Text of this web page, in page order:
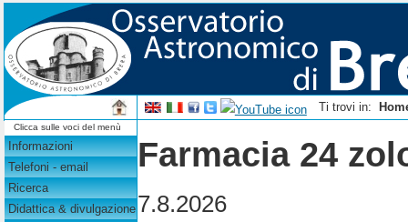
Ti trovi in:
Clicca sulle voci del menù
Informazioni
Telefoni - email
Ricerca
Didattica & divulgazione
Farmacia 24
7.8.2026